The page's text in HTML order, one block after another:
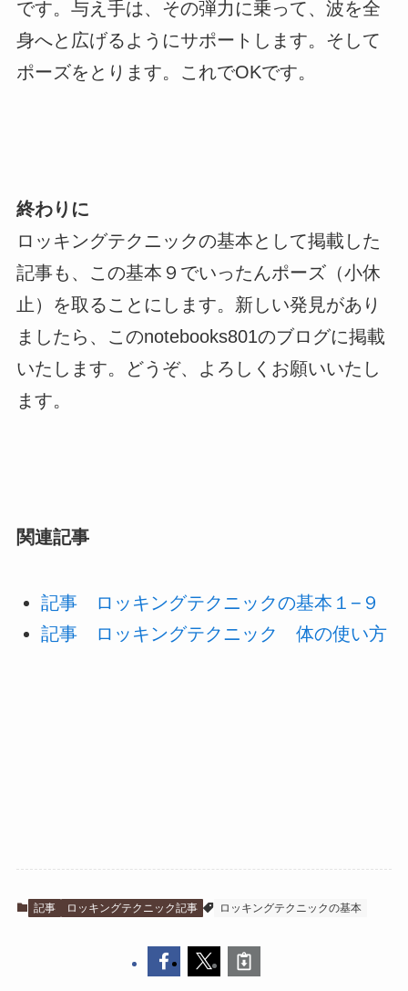
です。与え手は、その弾力に乗って、波を全
身へと広げるようにサポートします。そして
ポーズをとります。これでOKです。
終わりに
ロッキングテクニックの基本として掲載した
記事も、この基本９でいったんポーズ（小休
止）を取ることにします。新しい発見があり
ましたら、このnotebooks801のブログに掲載
いたします。どうぞ、よろしくお願いいたし
ます。
関連記事
記事 ロッキングテクニックの基本１−９
記事 ロッキングテクニック 体の使い方
記事 ロッキングテクニック記事 ロッキングテクニックの基本